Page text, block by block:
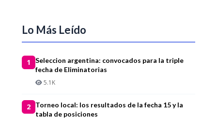
Lo Más Leído
1
Seleccion argentina: convocados para la triple
fecha de Eliminatorias
5.1K
2
Torneo local: los resultados de la fecha 15 y la
tabla de posiciones